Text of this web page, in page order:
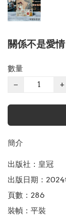
關係不是愛
數量
−
+
簡介
出版社：皇冠
出版日期：2024
頁數：286
裝幀：平裝